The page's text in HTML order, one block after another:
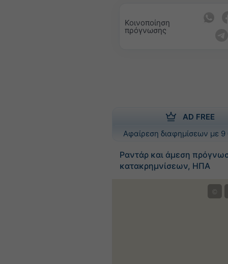
Κοινοποίηση
πρόγνωσης
AD FREE
Αφαίρεση διαφημίσεων με 9
Ραντάρ και άμεση
κατακρημνίσεων, ΗΠΑ
©